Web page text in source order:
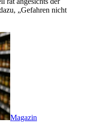
„Gefahren nicht
Magazin